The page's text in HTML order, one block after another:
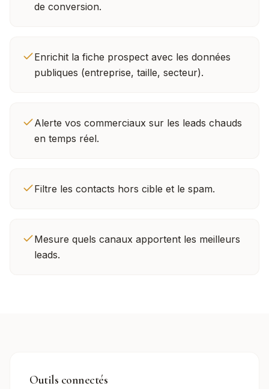
de conversion.
Enrichit la fiche prospect avec les données
publiques (entreprise, taille, secteur).
Alerte vos commerciaux sur les leads chauds
en temps réel.
Filtre les contacts hors cible et le spam.
Mesure quels canaux apportent les meilleurs
leads.
Outils connectés